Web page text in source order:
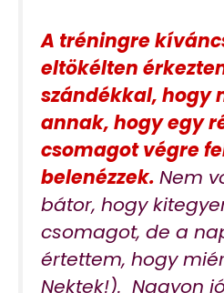
A tréningre
eltökélten
szándékkal, hogy
annak, hogy egy
csomagot végre
belenézzek. Nem
bátor, hogy
csomagot, de a
értettem, hogy
Nektek!). Nagyon